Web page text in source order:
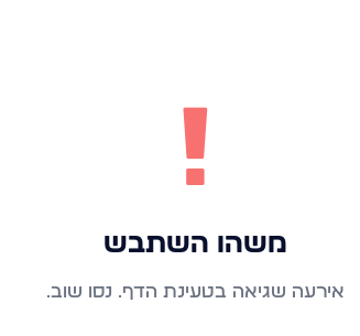
!
משהו השתבש
אירעה שגיאה בטעינת הדף. נסו שוב.